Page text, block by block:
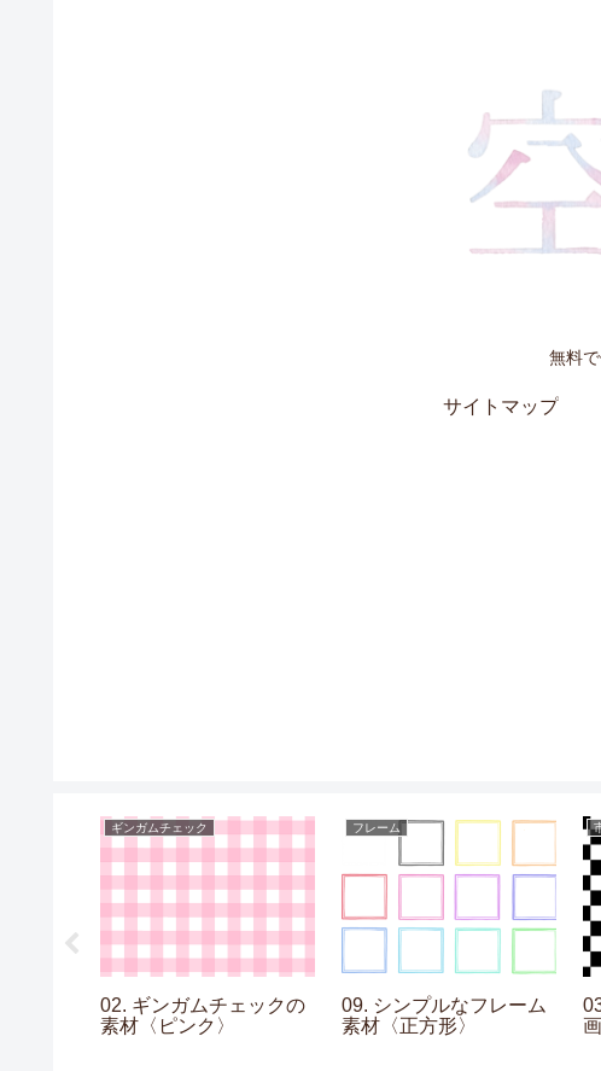
無料
サイトマップ
ギンガムチェック
02. ギンガムチェックの
素材〈ピンク〉
フレーム
09. シンプルなフレーム
素材〈正方形〉
画